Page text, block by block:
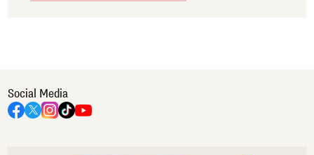
Social Media